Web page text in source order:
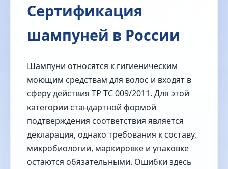
Сертификация
шампуней в России
Шампуни относятся к гигиеническим
моющим средствам для волос и входят в
сферу действия ТР ТС 009/2011. Для этой
категории стандартной формой
подтверждения соответствия является
декларация, однако требования к составу,
микробиологии, маркировке и упаковке
остаются обязательными. Ошибки здесь